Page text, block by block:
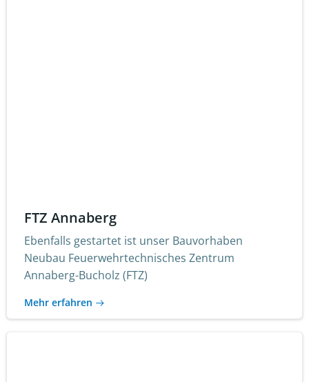
FTZ Annaberg
Ebenfalls gestartet ist unser Bauvorhaben
Neubau Feuerwehrtechnisches Zentrum
Annaberg-Bucholz (FTZ)
Mehr erfahren